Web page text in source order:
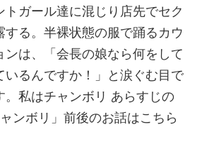
ガール達に混じり店先でセク
する。半裸状態の服で踊るカウ
ンは、「会長の娘なら何をして
いるんですか！」と涙ぐむ目で
。私はチャンボリ あらすじの
ンボリ」前後のお話はこちら